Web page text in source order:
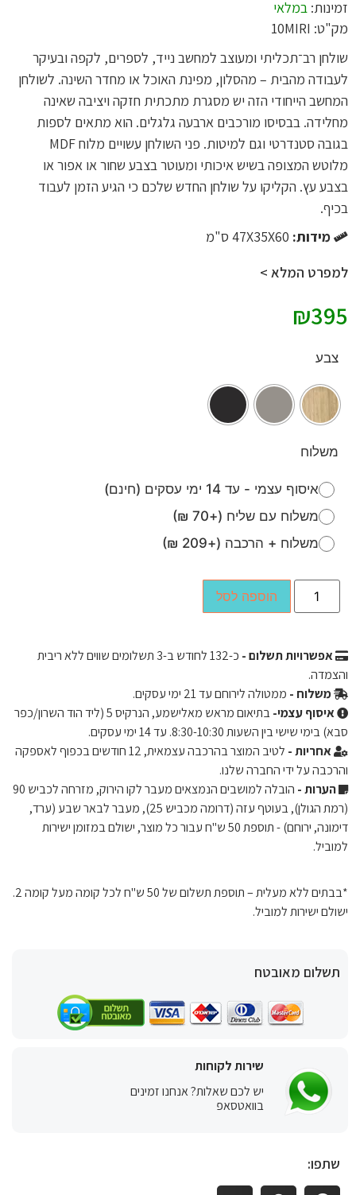
זמינות: במלאי
מק"ט: 10MIRI
שולחן רב־תכליתי ומעוצב למחשב נייד, לספרים, לקפה ובעיקר
לעבודה מהבית – מהסלון, מפינת האוכל או מחדר השינה. לשולחן
המחשב הייחודי הזה יש מסגרת מתכתית חזקה ויציבה שאינה
מחלידה. בבסיסו מורכבים ארבעה גלגלים. הוא מתאים לספות
בגובה סטנדרטי וגם למיטות. פני השולחן עשויים מלוח MDF
מלוטש המצופה בשיש איכותי ומעוטר בצבע שחור או אפור או
בצבע עץ. הקליקו על שולחן החדש שלכם כי הגיע הזמן לעבוד
בכיף.
מידות: 47X35X60 ס"מ
למפרט המלא >
₪395
צבע
משלוח
איסוף עצמי - עד 14 ימי עסקים (חינם)
משלוח עם שליח (+70 ₪)
משלוח + הרכבה (+209 ₪)
הוספה לסל
אפשרויות תשלום - כ-132
לחודש ב-3 תשלומים שווים ללא ריבית
והצמדה.
משלוח - ממטולה לירוחם עד 21 ימי עסקים.
איסוף עצמי-
בתיאום מראש מאלישמע, הנרקיס 5 (ליד הוד השרון/כפר
סבא) בימי שישי בין השעות 8:30-10:30. עד 14 ימי עסקים.
אחריות -
לטיב המוצר בהרכבה עצמאית, 12 חודשים בכפוף לאספקה ​​
והרכבה על ידי החברה שלנו.
הערות -
הובלה למושבים הנמצאים מעבר לקו הירוק, מזרחה לכביש 90
(רמת הגולן), בעוטף עזה (דרומה מכביש 25), מעבר לבאר שבע (ערד,
דימונה, ירוחם) - תוספת 50 ש"ח עבור כל מוצר, ישולם במזומן ישירות
למוביל.
*בבתים ללא מעלית – תוספת תשלום של 50 ש"ח לכל קומה מעל קומה 2.
ישולם ישירות למוביל.
תשלום מאובטח
שירות לקוחות
יש לכם שאלות? אנחנו זמינים
בוואטסאפ
שתפו: